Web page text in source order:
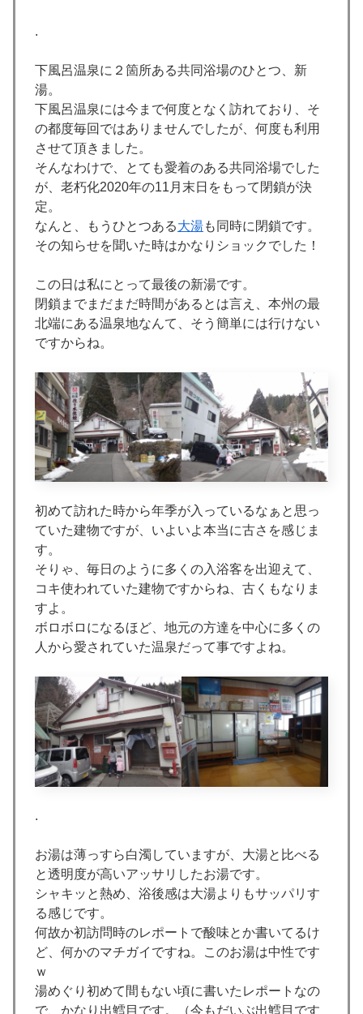
.
下風呂温泉に２箇所ある共同浴場のひとつ、新
湯。
下風呂温泉には今まで何度となく訪れており、そ
の都度毎回ではありませんでしたが、何度も利用
させて頂きました。
そんなわけで、とても愛着のある共同浴場でした
が、老朽化2020年の11月末日をもって閉鎖が決
定。
なんと、もうひとつある大湯も同時に閉鎖です。
その知らせを聞いた時はかなりショックでした！
この日は私にとって最後の新湯です。
閉鎖までまだまだ時間があるとは言え、本州の最
北端にある温泉地なんて、そう簡単には行けない
ですからね。
初めて訪れた時から年季が入っているなぁと思っ
ていた建物ですが、いよいよ本当に古さを感じま
す。
そりゃ、毎日のように多くの入浴客を出迎えて、
コキ使われていた建物ですからね、古くもなりま
すよ。
ボロボロになるほど、地元の方達を中心に多くの
人から愛されていた温泉だって事ですよね。
.
お湯は薄っすら白濁していますが、大湯と比べる
と透明度が高いアッサリしたお湯です。
シャキッと熱め、浴後感は大湯よりもサッパリす
る感じです。
何故か初訪問時のレポートで酸味とか書いてるけ
ど、何かのマチガイですね。このお湯は中性です
ｗ
湯めぐり初めて間もない頃に書いたレポートなの
で、かなり出鱈目です。（今もだいぶ出鱈目です